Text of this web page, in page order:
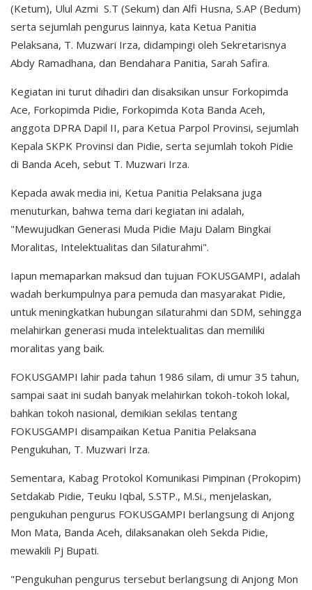
(Ketum), Ulul Azmi S.T (Sekum) dan Alfi Husna, S.AP (Bedum)
serta sejumlah pengurus lainnya, kata Ketua Panitia
Pelaksana, T. Muzwari Irza, didampingi oleh Sekretarisnya
Abdy Ramadhana, dan Bendahara Panitia, Sarah Safira.
Kegiatan ini turut dihadiri dan disaksikan unsur Forkopimda
Ace, Forkopimda Pidie, Forkopimda Kota Banda Aceh,
anggota DPRA Dapil II, para Ketua Parpol Provinsi, sejumlah
Kepala SKPK Provinsi dan Pidie, serta sejumlah tokoh Pidie
di Banda Aceh, sebut T. Muzwari Irza.
Kepada awak media ini, Ketua Panitia Pelaksana juga
menuturkan, bahwa tema dari kegiatan ini adalah,
"Mewujudkan Generasi Muda Pidie Maju Dalam Bingkai
Moralitas, Intelektualitas dan Silaturahmi".
Iapun memaparkan maksud dan tujuan FOKUSGAMPI, adalah
wadah berkumpulnya para pemuda dan masyarakat Pidie,
untuk meningkatkan hubungan silaturahmi dan SDM, sehingga
melahirkan generasi muda intelektualitas dan memiliki
moralitas yang baik.
FOKUSGAMPI lahir pada tahun 1986 silam, di umur 35 tahun,
sampai saat ini sudah banyak melahirkan tokoh-tokoh lokal,
bahkan tokoh nasional, demikian sekilas tentang
FOKUSGAMPI disampaikan Ketua Panitia Pelaksana
Pengukuhan, T. Muzwari Irza.
Sementara, Kabag Protokol Komunikasi Pimpinan (Prokopim)
Setdakab Pidie, Teuku Iqbal, S.STP., M.Si., menjelaskan,
pengukuhan pengurus FOKUSGAMPI berlangsung di Anjong
Mon Mata, Banda Aceh, dilaksanakan oleh Sekda Pidie,
mewakili Pj Bupati.
"Pengukuhan pengurus tersebut berlangsung di Anjong Mon